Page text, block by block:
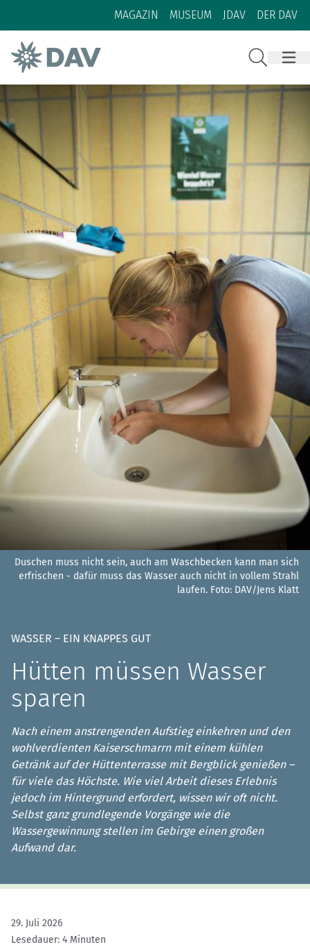
Zum Inhalt
Zur Footer-Navigation
MAGAZIN MUSEUM JDAV DER DAV
Duschen muss nicht sein, auch am Waschbecken kann man sich
erfrischen - dafür muss das Wasser auch nicht in vollem Strahl
laufen. Foto: DAV/Jens Klatt
WASSER – EIN KNAPPES GUT
Hütten müssen Wasser
sparen
Nach einem anstrengenden Aufstieg einkehren und den
wohlverdienten Kaiserschmarrn mit einem kühlen
Getränk auf der Hüttenterrasse mit Bergblick genießen –
für viele das Höchste. Wie viel Arbeit dieses Erlebnis
jedoch im Hintergrund erfordert, wissen wir oft nicht.
Selbst ganz grundlegende Vorgänge wie die
Wassergewinnung stellen im Gebirge einen großen
Aufwand dar.
29. Juli 2026
Lesedauer: 4 Minuten